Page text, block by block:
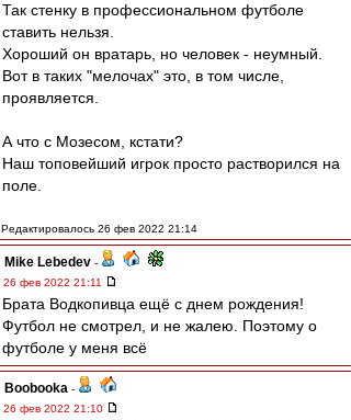
Так стенку в профессиональном футболе
ставить нельзя.
Хороший он вратарь, но человек - неумный.
Вот в таких "мелочах" это, в том числе,
проявляется.
А что с Мозесом, кстати?
Наш топовейший игрок просто растворился на
поле.
Редактировалось 26 фев 2022 21:14
Mike Lebedev -
26 фев 2022 21:11
Брата Водкопивца ещё с днем рождения!
Футбол не смотрел, и не жалею. Поэтому о
футболе у меня всё
Boobooka -
26 фев 2022 21:10